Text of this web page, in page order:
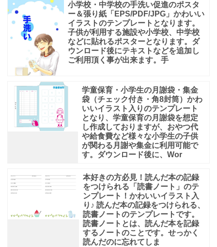
小学校・中学校の手洗い促進のポスタ
ー＆張り紙「EPS/PDF/JPG」かわいい
イラストのテンプレートとなります。
子供が利用する施設や小学校、中学校
などに貼れるポスターとなります。ダ
ウンロード後にテキストなどを追加し
ご利用頂く事が出来ます。手
学童保育・小学生の月謝袋・集金
袋（チェック付き・角8封筒）かわ
いいイラスト入りのテンプレート
となり、学童保育の月謝袋を想定
し作成しておりますが、おやつ代
や給食費など様々な小学生の子供
が関わる月謝や集金に利用可能で
す。ダウンロード後に、Wor
本好きの方必見！読んだ本の記録
をつけられる「読書ノート」のテ
ンプレート！かわいいイラスト入
り♪ 読んだ本の記録をつけられる、
読書ノートのテンプレートです。
読書ノートとは、読んだ本を記録
するノートのことです。せっかく
読んだのに忘れてしま